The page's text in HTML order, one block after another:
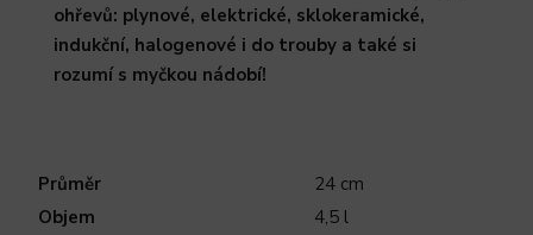
ohřevů: plynové, elektrické, sklokeramické,
indukční, halogenové i do trouby a také si
rozumí s myčkou nádobí!
Průměr
24 cm
Objem
4,5 l